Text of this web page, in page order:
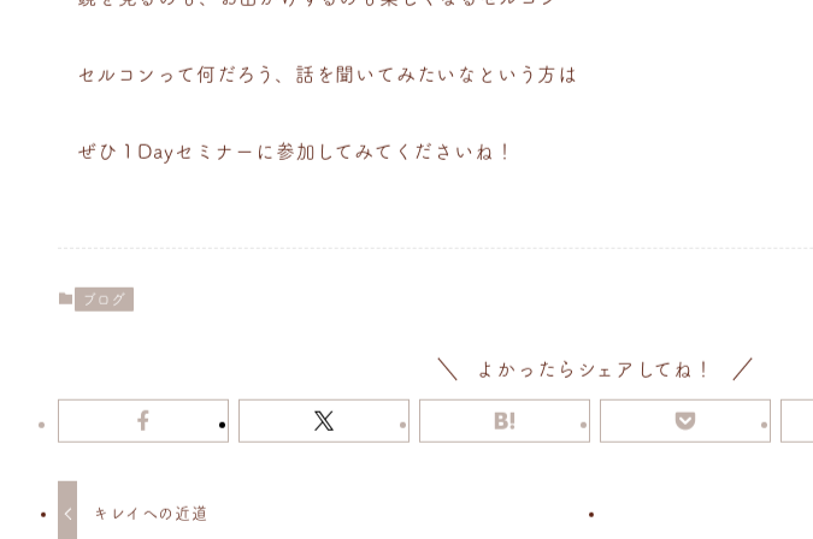
セルコンって何だろう、話を聞いてみたいなという方は
ぜひ１Dayセミナーに参加してみてくださいね！
ブログ
よかったらシェアしてね！
キレイへの近道